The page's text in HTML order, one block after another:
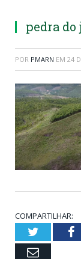
pedra do
POR PMARN EM 24
COMPARTILHAR:
Twitter
Email